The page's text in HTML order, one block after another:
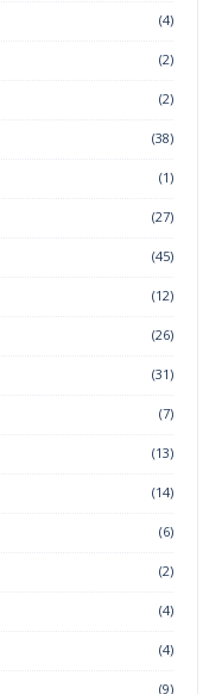
(4)
(2)
(2)
(38)
(1)
(27)
(45)
(12)
(26)
(31)
(7)
(13)
(14)
(6)
(2)
(4)
(4)
(9)